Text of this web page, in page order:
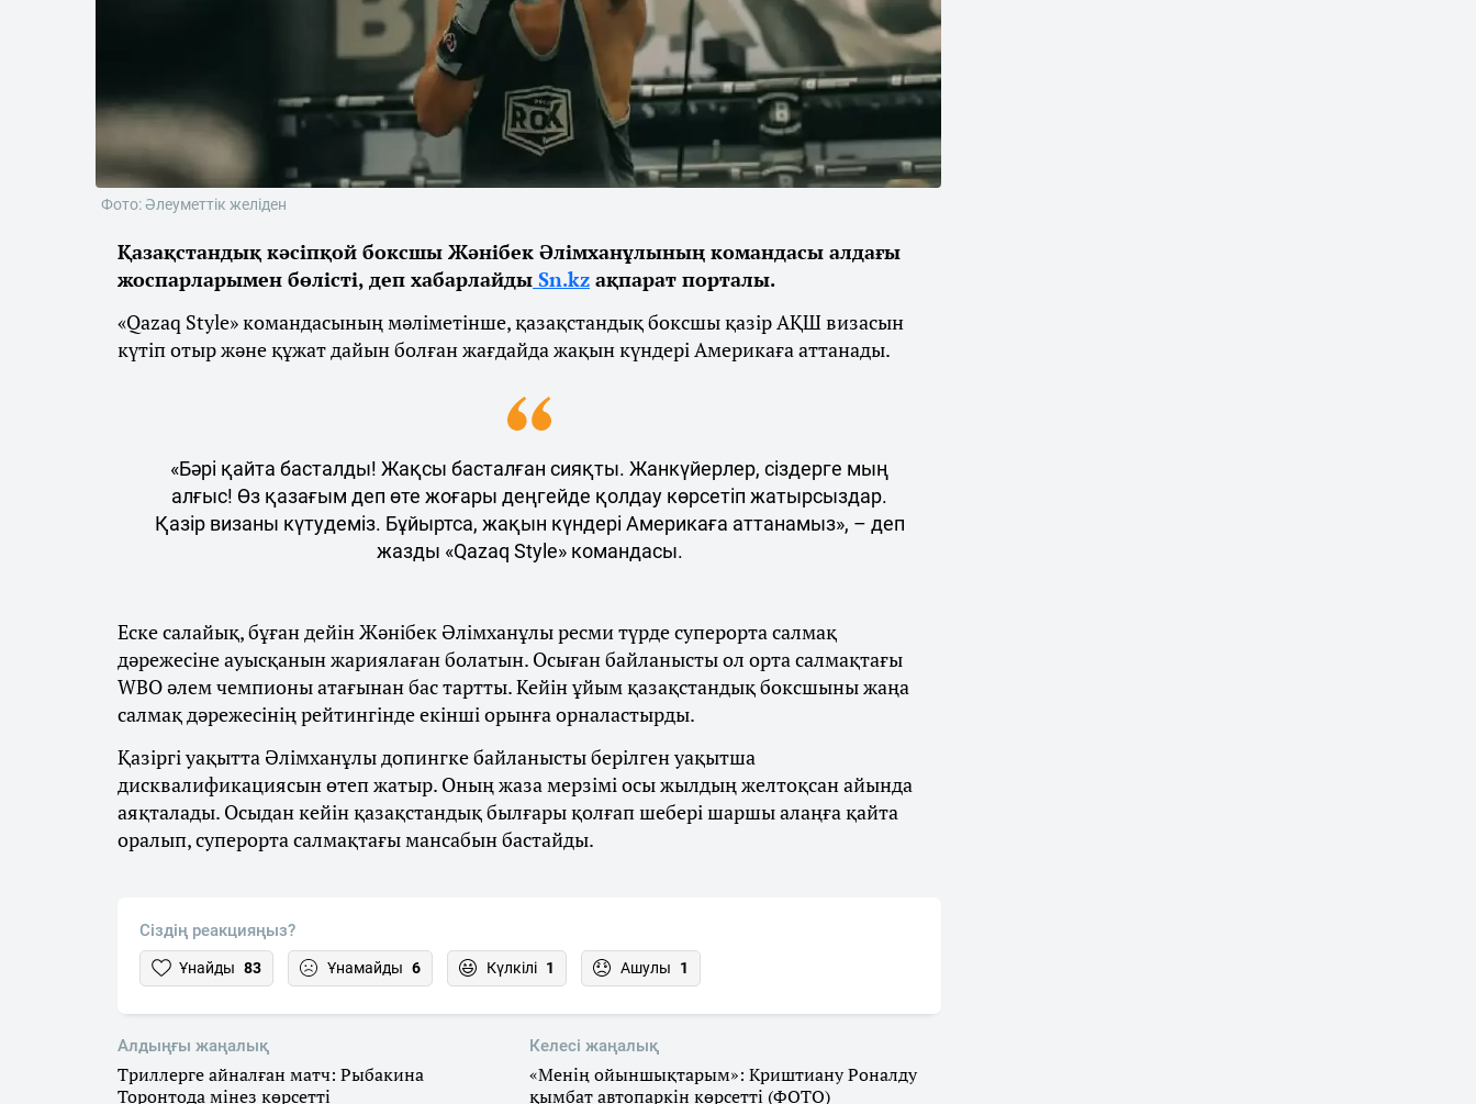
Фото: Әлеуметтік желіден
Қазақстандық кәсіпқой боксшы Жәнібек Әлімханұлының командасы алдағы
жоспарларымен бөлісті, деп хабарлайды Sn.kz ақпарат порталы.
«Qazaq Style» командасының мәліметінше, қазақстандық боксшы қазір АҚШ визасын
күтіп отыр және құжат дайын болған жағдайда жақын күндері Америкаға аттанады.
«Бәрі қайта басталды! Жақсы басталған сияқты. Жанкүйерлер, сіздерге мың
алғыс! Өз қазағым деп өте жоғары деңгейде қолдау көрсетіп жатырсыздар.
Қазір визаны күтудеміз. Бұйыртса, жақын күндері Америкаға аттанамыз», – деп
жазды «Qazaq Style» командасы.
Еске салайық, бұған дейін Жәнібек Әлімханұлы ресми түрде суперорта салмақ
дәрежесіне ауысқанын жариялаған болатын. Осыған байланысты ол орта салмақтағы
WBO әлем чемпионы атағынан бас тартты. Кейін ұйым қазақстандық боксшыны жаңа
салмақ дәрежесінің рейтингінде екінші орынға орналастырды.
Қазіргі уақытта Әлімханұлы допингке байланысты берілген уақытша
дисквалификациясын өтеп жатыр. Оның жаза мерзімі осы жылдың желтоқсан айында
аяқталады. Осыдан кейін қазақстандық былғары қолғап шебері шаршы алаңға қайта
оралып, суперорта салмақтағы мансабын бастайды.
Сіздің реакцияңыз?
Ұнайды 83 Ұнамайды 6 Күлкілі 1 Ашулы 1
Алдыңғы жаңалық
Триллерге айналған матч: Рыбакина
Торонтода мінез көрсетті
Келесі жаңалық
«Менің ойыншықтарым»: Криштиану Роналду
қымбат автопаркін көрсетті (ФОТО)